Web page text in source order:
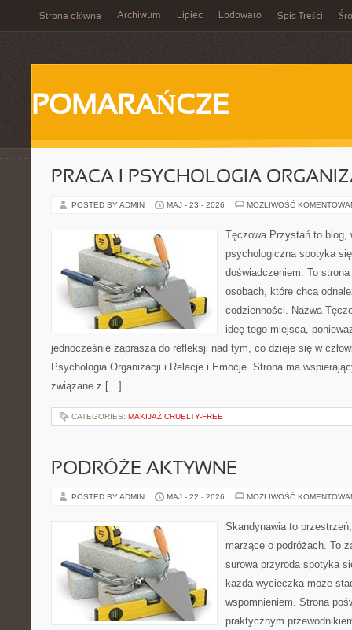
Strona główna Archiwum Lipiec Lodowato Spis Treści
POMARAŃCZE
PRACA I PSYCHOLOGIA
POSTED BY ADMIN MAJ - 23 - 2026 MOŻLIWOŚĆ
Tęczowa Przystań to blog,
psychologiczna spotyka
doświadczeniem. To
osobach, które chcą
codzienności. Nazwa
ideę tego miejsca,
jednocześnie zaprasza do refleksji nad tym, co dzieje się w
Psychologia Organizacji i Relacje i Emocje. Strona ma
związane z […]
CATEGORIES: MAKIJAŻ CRUELTY-FREE
PODRÓŻE AKTYWNE
POSTED BY ADMIN MAJ - 22 - 2026 MOŻLIWOŚĆ
Skandynawia to
marzące o podróżach. To
surowa przyroda spotyka
każda wycieczka może
wspomnieniem. Strona
praktycznym